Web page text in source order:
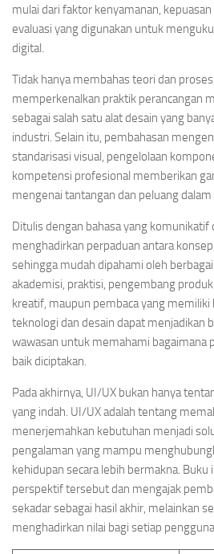
mulai dari faktor kenyamanan,
evaluasi yang digunakan untuk
digital.
Tidak hanya membahas teori dan
memperkenalkan praktik perancangan
sebagai salah satu alat desain yang
industri. Selain itu, pembahasan
standarisasi visual, pengelolaan
kompetensi profesional memberikan
mengenai tantangan dan peluang
Ditulis dengan bahasa yang komunikatif
menghadirkan perpaduan antara
sehingga mudah dipahami oleh
akademisi, praktisi, pengembang
kreatif, maupun pembaca yang
teknologi dan desain dapat menjadikan
wawasan untuk memahami bagaimana
baik diciptakan.
Pada akhirnya, UI/UX bukan hanya
yang indah. UI/UX adalah tentang
menerjemahkan kebutuhan menjadi
pengalaman yang mampu
kehidupan secara lebih bermakna.
perspektif tersebut dan mengajak
sekadar sebagai hasil akhir, melainkan
menghadirkan nilai bagi setiap